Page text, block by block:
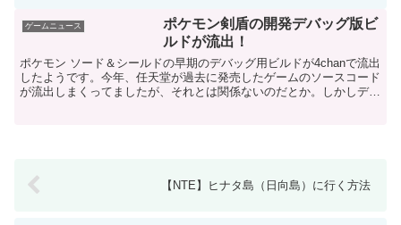
ゲームニュース
ポケモン剣盾の開発デバッグ版ビ
ルドが流出！
ポケモン ソード＆シールドの早期のデバッグ用ビルドが4chanで流出
したようです。今年、任天堂が過去に発売したゲームのソースコード
が流出しまくってましたが、それとは関係ないのだとか。しかしデバ
【NTE】ヒナタ島（日向島）に行く方法